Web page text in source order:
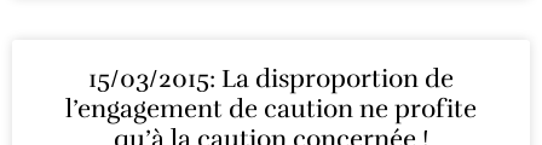
15/03/2015: La disproportion de
l’engagement de caution ne profite